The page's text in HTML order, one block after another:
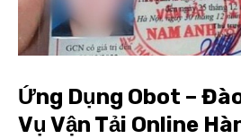
Ứng Dụng Obot –
Vụ Vận Tải Online